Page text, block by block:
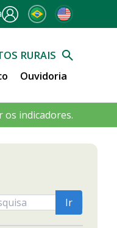
RURAIS
Ouvidoria
indicadores.